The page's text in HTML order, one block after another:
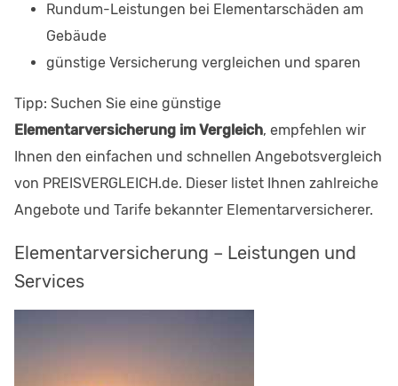
Rundum-Leistungen bei Elementarschäden am
Gebäude
günstige Versicherung vergleichen und sparen
Tipp: Suchen Sie eine günstige
Elementarversicherung im Vergleich, empfehlen wir
Ihnen den einfachen und schnellen Angebotsvergleich
von PREISVERGLEICH.de. Dieser listet Ihnen zahlreiche
Angebote und Tarife bekannter Elementarversicherer.
Elementarversicherung – Leistungen und
Services